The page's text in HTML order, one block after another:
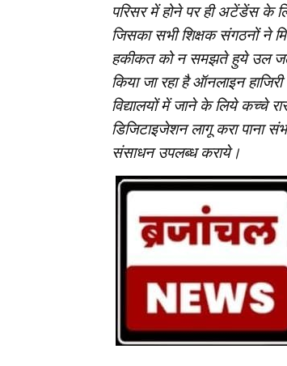
परिसर में होने पर ही अटेंडेंस के
जिसका सभी शिक्षक संगठनों ने
हकीकत को न समझते हुये उल जलूल
किया जा रहा है ऑनलाइन
विद्यालयों में जाने के लिये कच्चे
डिजिटाइजेशन लागू करा पाना
संसाधन उपलब्ध कराये।